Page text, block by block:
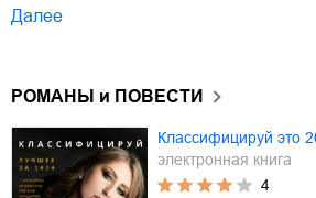
Далее
РОМАНЫ и ПОВЕСТИ
Классифицируй это
электронная книга
4